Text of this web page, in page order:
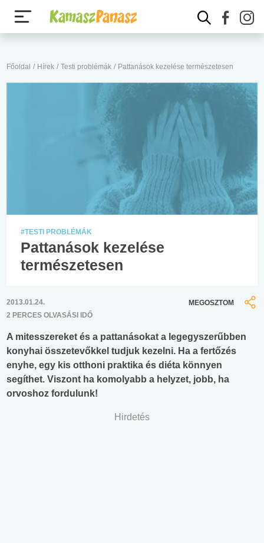
Főoldal / Hírek / Testi problémák / Pattanások kezelése természetesen
#TESTI PROBLÉMÁK
Pattanások kezelése
természetesen
2013.01.24.
2 PERCES OLVASÁSI IDŐ
MEGOSZTOM
A mitesszereket és a pattanásokat a legegyszerűbben
konyhai összetevőkkel tudjuk kezelni. Ha a fertőzés
enyhe, egy kis otthoni praktika és diéta könnyen
segíthet. Viszont ha komolyabb a helyzet, jobb, ha
orvoshoz fordulunk!
Hirdetés